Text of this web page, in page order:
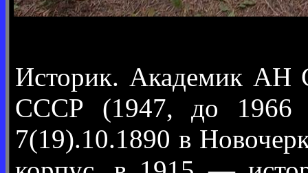
Историк. Академик АН
СССР (1947, до 1966
7(19).10.1890 в